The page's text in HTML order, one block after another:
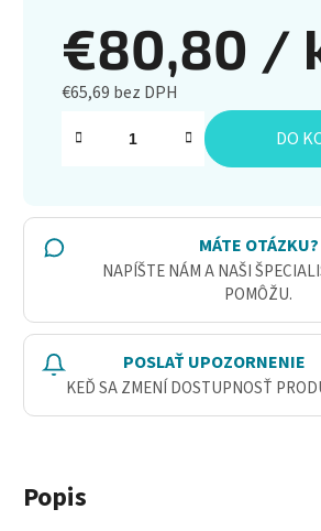
€80,80 /
€65,69 bez DPH
Jednotková cena:
DO
MÁTE OTÁZKU?
NAPÍŠTE NÁM A NAŠI
POMÔŽU.
POSLAŤ UPOZORNENIE
KEĎ SA ZMENÍ DOSTUPNOSŤ
Popis